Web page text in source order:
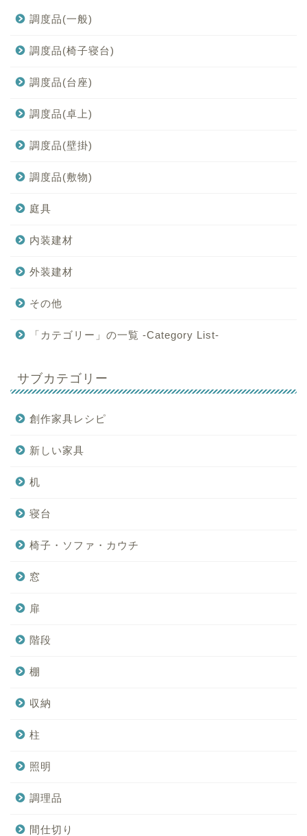
調度品(一般)
調度品(椅子寝台)
調度品(台座)
調度品(卓上)
調度品(壁掛)
調度品(敷物)
庭具
内装建材
外装建材
その他
「カテゴリー」の一覧 -Category List-
サブカテゴリー
創作家具レシピ
新しい家具
机
寝台
椅子・ソファ・カウチ
窓
扉
階段
棚
収納
柱
照明
調理品
間仕切り